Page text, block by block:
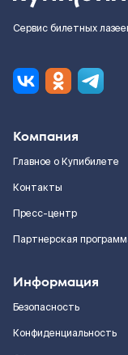
Сервис билетных
Компания
Главное о Купибилете
Контакты
Пресс-центр
Партнерская
Информация
Безопасность
Конфиденциальность